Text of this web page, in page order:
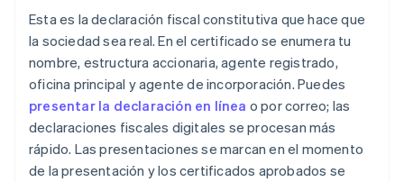
Esta es la declaración fiscal constitutiva que hace que
la sociedad sea real. En el certificado se enumera tu
nombre, estructura accionaria, agente registrado,
oficina principal y agente de incorporación. Puedes
presentar la declaración en línea o por correo; las
declaraciones fiscales digitales se procesan más
rápido. Las presentaciones se marcan en el momento
de la presentación y los certificados aprobados se